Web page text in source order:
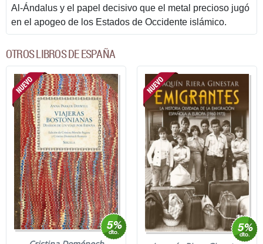
Al-Ándalus y el papel decisivo que el metal precioso jugó
en el apogeo de los Estados de Occidente islámico.
OTROS LIBROS DE ESPAÑA